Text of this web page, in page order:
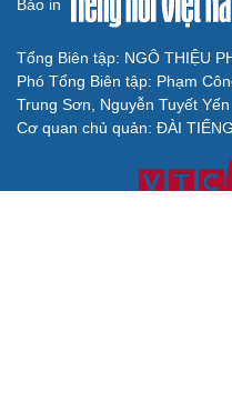
Báo in
Tổng Biên tập: NGÔ THIỆU
Phó Tổng Biên tập: Phạm
Trung Sơn, Nguyễn Tuyết Yến
Cơ quan chủ quản: ĐÀI